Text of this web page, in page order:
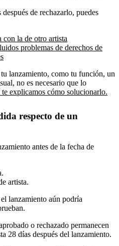
de rechazarlo, puedes
con la de otro artista
problemas de derechos de
lanzamiento, como tu función, un
no es necesario que lo
explicamos cómo solucionarlo.
respecto de un
antes de la fecha de
artista.
lanzamiento aún podría
o rechazado permanecen
28 días después del lanzamiento.